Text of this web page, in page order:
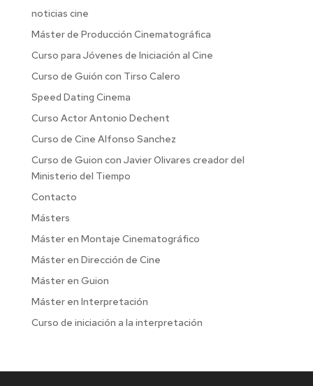
noticias cine
Máster de Producción Cinematográfica
Curso para Jóvenes de Iniciación al Cine
Curso de Guión con Tirso Calero
Speed Dating Cinema
Curso Actor Antonio Dechent
Curso de Cine Alfonso Sanchez
Curso de Guion con Javier Olivares creador del
Ministerio del Tiempo
Contacto
Másters
Máster en Montaje Cinematográfico
Máster en Dirección de Cine
Máster en Guion
Máster en Interpretación
Curso de iniciación a la interpretación